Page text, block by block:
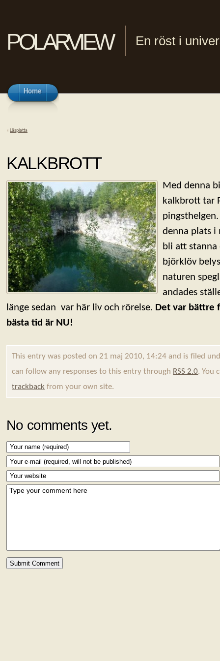
polarview En röst i
Home
« Läsplatta
KALKBROTT
Med denna
kalkbrott tar
denna plats i
bli att
björklöv
naturen
andades
länge sedan var här liv och rörelse. Det var bättre
bästa tid är NU!
This entry was posted on 21 maj 2010, 14:24 and is filed
can follow any responses to this entry through RSS 2.0. You
trackback from your own site.
No comments yet.